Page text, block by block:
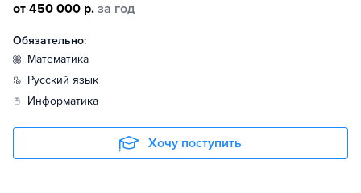
от 450 000 р. за год
Обязательно:
математика
русский язык
информатика
Хочу поступить